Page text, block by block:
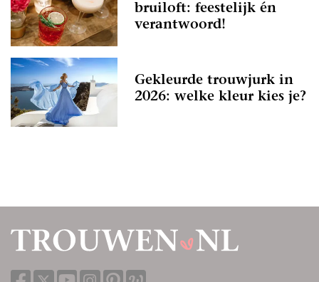
bruiloft: feestelijk én
verantwoord!
Gekleurde trouwjurk in
2026: welke kleur kies je?